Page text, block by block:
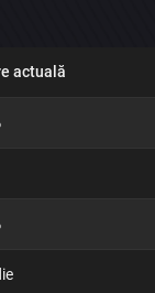
actuală